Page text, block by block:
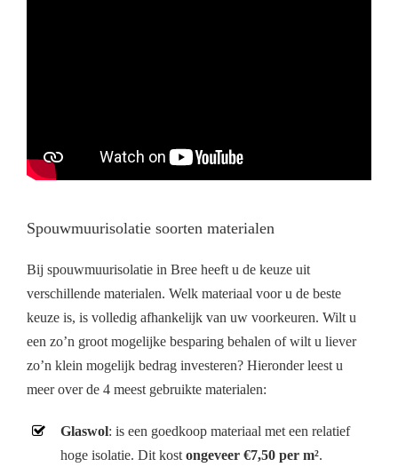
Spouwmuurisolatie soorten materialen
Bij spouwmuurisolatie in Bree heeft u de keuze uit
verschillende materialen. Welk materiaal voor u de beste
keuze is, is volledig afhankelijk van uw voorkeuren. Wilt u
een zo’n groot mogelijke besparing behalen of wilt u liever
zo’n klein mogelijk bedrag investeren? Hieronder leest u
meer over de 4 meest gebruikte materialen:
Glaswol: is een goedkoop materiaal met een relatief
hoge isolatie. Dit kostongeveer €7,50 per m².